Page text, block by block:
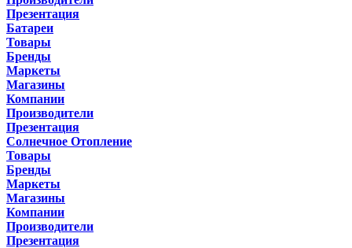
Презентация
Батареи
Товары
Бренды
Маркеты
Магазины
Компании
Производители
Презентация
Солнечное Отопление
Товары
Бренды
Маркеты
Магазины
Компании
Производители
Презентация